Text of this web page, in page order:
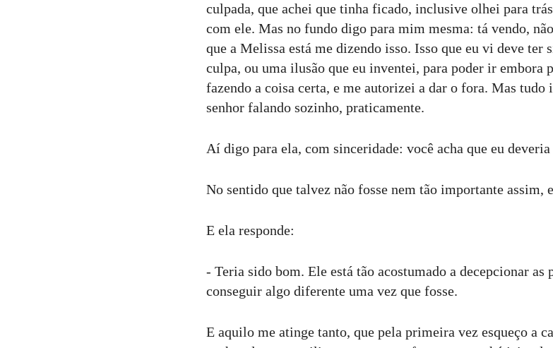
culpada, que achei que tinha ficado, inclusive olhei para
com ele. Mas no fundo digo para mim mesma: tá vendo,
que a Melissa está me dizendo isso. Isso que eu vi deve ter
culpa, ou uma ilusão que eu inventei, para poder ir embora
fazendo a coisa certa, e me autorizei a dar o fora. Mas tudo
senhor falando sozinho, praticamente.
Aí digo para ela, com sinceridade: você acha que eu
No sentido que talvez não fosse nem tão importante assim,
E ela responde:
- Teria sido bom. Ele está tão acostumado a decepcionar as
conseguir algo diferente uma vez que fosse.
E aquilo me atinge tanto, que pela primeira vez esqueço a